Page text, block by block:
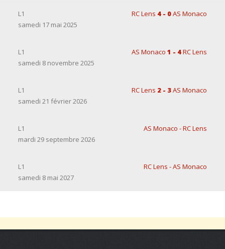
L1 RC Lens 4 - 0AS Monaco
samedi 17 mai 2025
L1 AS Monaco 1 - 4RC Lens
samedi 8 novembre 2025
L1 RC Lens 2 - 3AS Monaco
samedi 21 février 2026
L1
AS Monaco - RC Lens
mardi 29 septembre 2026
L1
RC Lens - AS Monaco
samedi 8 mai 2027